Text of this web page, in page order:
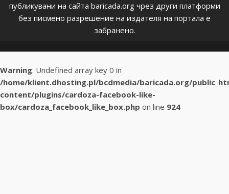
публикувани на сайта baricada.org чрез други платформи
без писмено разрешение на издателя на портала е
забранено.
Warning: Undefined array key 0 in
/home/klient.dhosting.pl/bcdmedia/baricada.org/
content/plugins/cardoza-facebook-like-
box/cardoza_facebook_like_box.php on line 924